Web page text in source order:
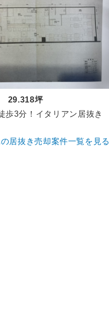
29.318坪
歩3分！イタリアン居抜き
居抜き売却案件一覧を見る